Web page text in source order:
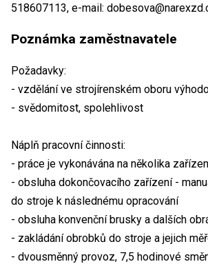
518607113, e-mail:
Poznámka zaměstnavatele
Požadavky:
- vzdělání ve strojírenském oboru
- svědomitost, spolehlivost
Náplň pracovní činnosti:
- práce je vykonávána na několika
- obsluha dokončovacího zařízení -
do stroje k následnému opracování
- obsluha konvenční brusky a dalších
- zakládání obrobků do stroje a jejich
- dvousměnný provoz, 7,5 hodinové